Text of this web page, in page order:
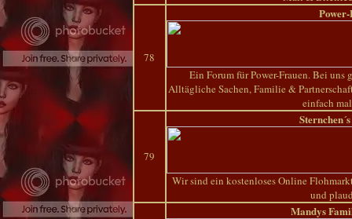
78
Ein Forum für Power-Frauen. Bei
Alltägliche Sachen, Familie &
einfach
79
Wir sind ein kostenloses Online
und
Mandys